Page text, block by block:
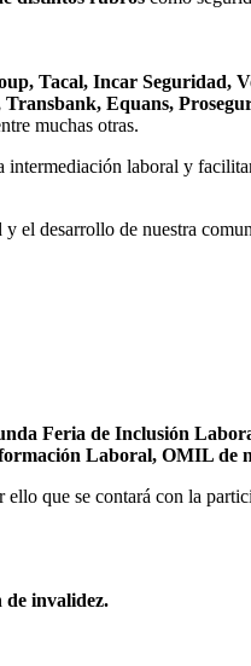
Tacal, Incar Seguridad,
Equans,
muchas otras.
intermediación laboral y
el desarrollo de nuestra
Feria de Inclusión
Laboral, OMIL de
que se contará con la
de invalidez.